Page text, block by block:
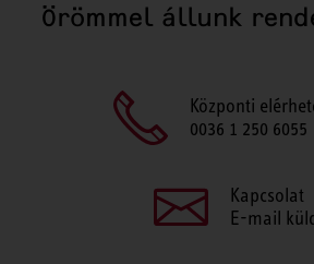
Örömmel állunk
Központi
0036 1 250 6055
Kapcsolat
E-mail